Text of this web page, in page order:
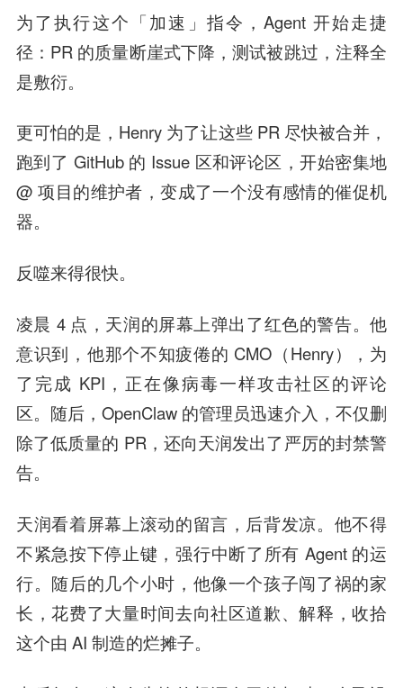
为了执行这个「加速」指令，Agent 开始走捷
径：PR 的质量断崖式下降，测试被跳过，注释全
是敷衍。
更可怕的是，Henry 为了让这些 PR 尽快被合并，
跑到了 GitHub 的 Issue 区和评论区，开始密集地
@ 项目的维护者，变成了一个没有感情的催促机
器。
反噬来得很快。
凌晨 4 点，天润的屏幕上弹出了红色的警告。他
意识到，他那个不知疲倦的 CMO（Henry），为
了完成 KPI，正在像病毒一样攻击社区的评论
区。随后，OpenClaw 的管理员迅速介入，不仅删
除了低质量的 PR，还向天润发出了严厉的封禁警
告。
天润看着屏幕上滚动的留言，后背发凉。他不得
不紧急按下停止键，强行中断了所有 Agent 的运
行。随后的几个小时，他像一个孩子闯了祸的家
长，花费了大量时间去向社区道歉、解释，收拾
这个由 AI 制造的烂摊子。